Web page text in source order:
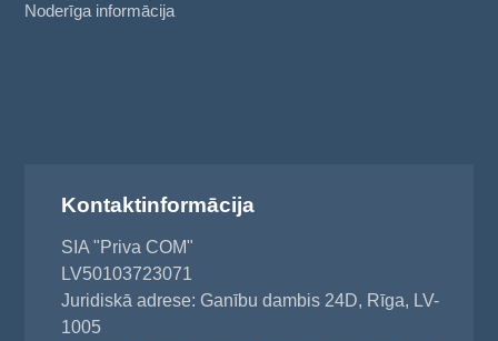
Noderīga informācija
Kontaktinformācija
SIA "Priva COM"
LV50103723071
Juridiskā adrese: Ganību dambis 24D, Rīga, LV-
1005